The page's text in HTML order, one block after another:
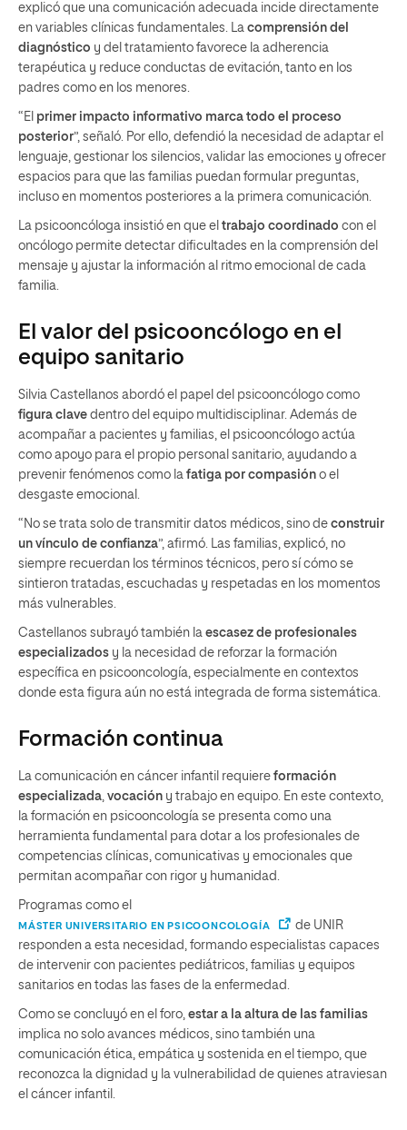
explicó que una comunicación adecuada incide directamente
en variables clínicas fundamentales. La comprensión del
diagnóstico y del tratamiento favorece la adherencia
terapéutica y reduce conductas de evitación, tanto en los
padres como en los menores.
“El primer impacto informativo marca todo el proceso
posterior”, señaló. Por ello, defendió la necesidad de adaptar el
lenguaje, gestionar los silencios, validar las emociones y ofrecer
espacios para que las familias puedan formular preguntas,
incluso en momentos posteriores a la primera comunicación.
La psicooncóloga insistió en que el trabajo coordinado con el
oncólogo permite detectar dificultades en la comprensión del
mensaje y ajustar la información al ritmo emocional de cada
familia.
El valor del psicooncólogo en el
equipo sanitario
Silvia Castellanos abordó el papel del psicooncólogo como
figura clave dentro del equipo multidisciplinar. Además de
acompañar a pacientes y familias, el psicooncólogo actúa
como apoyo para el propio personal sanitario, ayudando a
prevenir fenómenos como la fatiga por compasión o el
desgaste emocional.
“No se trata solo de transmitir datos médicos, sino de construir
un vínculo de confianza”, afirmó. Las familias, explicó, no
siempre recuerdan los términos técnicos, pero sí cómo se
sintieron tratadas, escuchadas y respetadas en los momentos
más vulnerables.
Castellanos subrayó también la escasez de profesionales
especializados y la necesidad de reforzar la formación
específica en psicooncología, especialmente en contextos
donde esta figura aún no está integrada de forma sistemática.
Formación continua
La comunicación en cáncer infantil requiere formación
especializada vocación y trabajo en equipo. En este contexto,
la formación en psicooncología se presenta como una
herramienta fundamental para dotar a los profesionales de
competencias clínicas, comunicativas y emocionales que
permitan acompañar con rigor y humanidad.
Programas como el
MÁSTER UNIVERSITARIO EN PSICOONCOLOGÍA
de UNIR
responden a esta necesidad, formando especialistas capaces
de intervenir con pacientes pediátricos, familias y equipos
sanitarios en todas las fases de la enfermedad.
Como se concluyó en el foro, estar a la altura de las familias
implica no solo avances médicos, sino también una
comunicación ética, empática y sostenida en el tiempo, que
reconozca la dignidad y la vulnerabilidad de quienes atraviesan
el cáncer infantil.